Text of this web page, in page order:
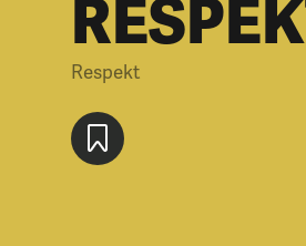
Respekt